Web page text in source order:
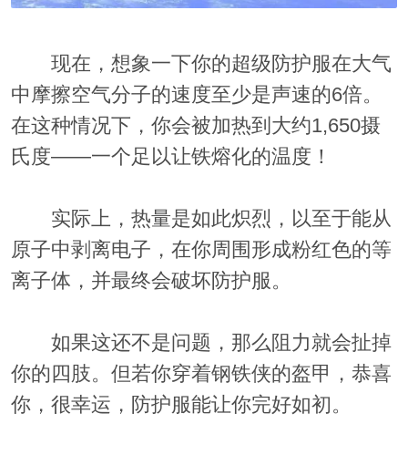
现在，想象一下你的超级防护服在大气
中摩擦空气分子的速度至少是声速的6倍。
在这种情况下，你会被加热到大约1,650摄
氏度——一个足以让铁熔化的温度！
实际上，热量是如此炽烈，以至于能从
原子中剥离电子，在你周围形成粉红色的等
离子体，并最终会破坏防护服。
如果这还不是问题，那么阻力就会扯掉
你的四肢。但若你穿着钢铁侠的盔甲，恭喜
你，很幸运，防护服能让你完好如初。